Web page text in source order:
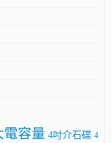
電容量 4吋介石碟 4